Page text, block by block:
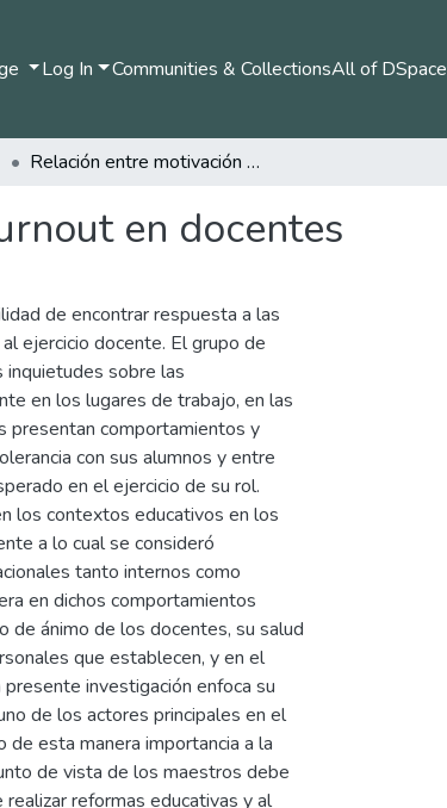
Log In Communities & CollectionsAll of DSpace
Relación entre motivación y Síndrome de Burnout en docentes
en docentes
de encontrar respuesta a las
ejercicio docente. El grupo de
inquietudes sobre las
en los lugares de trabajo, en las
presentan comportamientos y
con sus alumnos y entre
en el ejercicio de su rol.
los contextos educativos en los
a lo cual se consideró
tanto internos como
en dichos comportamientos
de ánimo de los docentes, su salud
que establecen, y en el
investigación enfoca su
de los actores principales en el
de esta manera importancia a la
de vista de los maestros debe
reformas educativas y al